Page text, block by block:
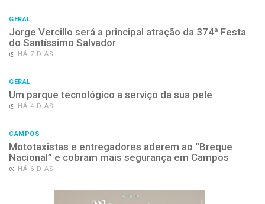
GERAL
Jorge Vercillo será a principal atração da 374ª Festa
do Santíssimo Salvador
HÁ 7 DIAS
GERAL
Um parque tecnológico a serviço da sua pele
HÁ 4 DIAS
CAMPOS
Mototaxistas e entregadores aderem ao “Breque
Nacional” e cobram mais segurança em Campos
HÁ 6 DIAS